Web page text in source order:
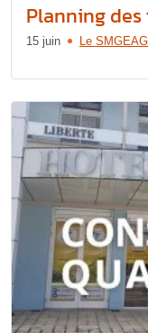
Planning des
15 juin Le SMGEAG